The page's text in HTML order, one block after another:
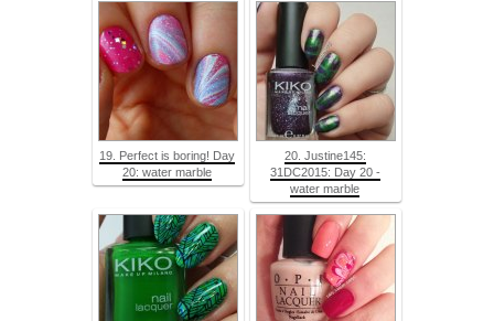
19. Perfect is boring! Day
20: water marble
20. Justine145:
31DC2015: Day 20 -
water marble